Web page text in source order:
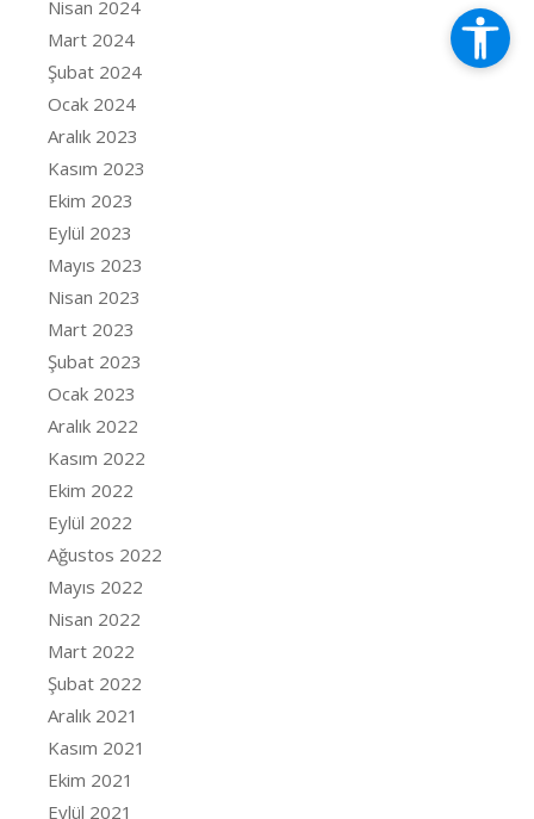
Nisan 2024
Mart 2024
Şubat 2024
Ocak 2024
Aralık 2023
Kasım 2023
Ekim 2023
Eylül 2023
Mayıs 2023
Nisan 2023
Mart 2023
Şubat 2023
Ocak 2023
Aralık 2022
Kasım 2022
Ekim 2022
Eylül 2022
Ağustos 2022
Mayıs 2022
Nisan 2022
Mart 2022
Şubat 2022
Aralık 2021
Kasım 2021
Ekim 2021
Eylül 2021